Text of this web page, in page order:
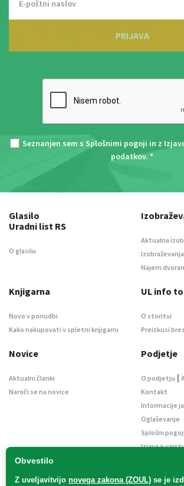
PRIJAVA
Seznanjen sem s Splošnimi pogoji in z
podatkov. *
Obvestilo
Z uveljavitvijo novega zakona (ZOUL) se je
Glasilo
Uradni list RS
O glasilu
Aktualna
Najem
Knjigarna
Novo v ponudbi
Kako nakupovati v spletni knjigarni
UL info
O storitvi
Preizkusi
Novice
Aktualni članki
Naroči se na novice
Podjetje
O podjetju |
Kontakt
Informacije
Oglaševanje
Splošni pogoji
Izjava o